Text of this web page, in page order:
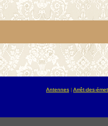
Antennes | Arrêt-des-